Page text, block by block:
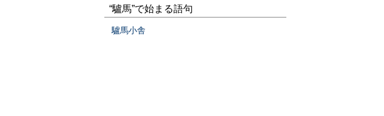
“驢馬”で始まる語句
驢馬小舎